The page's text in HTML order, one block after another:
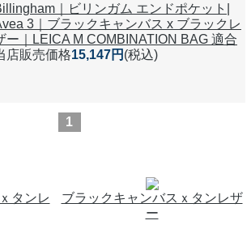
｜ビリンガム エンドポケット|
3｜ブラックキャンバス x ブラックレ
ー｜LEICA M COMBINATION BAG 適合
店販売価格15,147円 (税込)
1
タンレ
ブラックキャンバスｘタンレザ
ー